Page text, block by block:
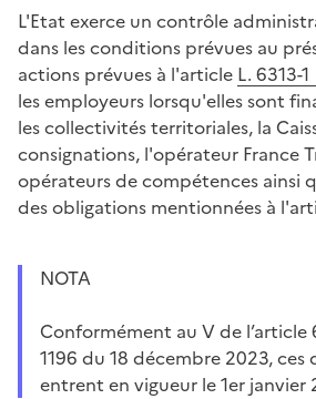
L'Etat exerce un contrôle
dans les conditions prévues au
actions prévues à l'article L. 6313-1
les employeurs lorsqu'elles sont
les collectivités territoriales, la
consignations, l'opérateur France
opérateurs de compétences ainsi
des obligations mentionnées à
NOTA
Conformément au V de l’article
1196 du 18 décembre 2023, ces
entrent en vigueur le 1er janvier